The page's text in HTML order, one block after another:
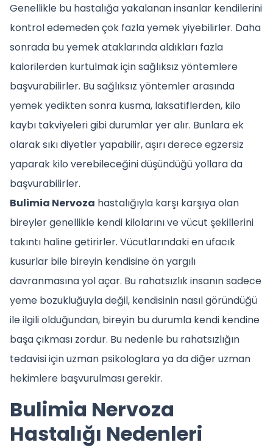
Genellikle bu hastalığa yakalanan insanlar kendilerini
kontrol edemeden çok fazla yemek yiyebilirler. Daha
sonrada bu yemek ataklarında aldıkları fazla
kalorilerden kurtulmak için sağlıksız yöntemlere
başvurabilirler. Bu sağlıksız yöntemler arasında
yemek yedikten sonra kusma, laksatiflerden, kilo
kaybı takviyeleri gibi durumlar yer alır. Bunlara ek
olarak sıkı diyetler yapabilir, aşırı derece egzersiz
yaparak kilo verebileceğini düşündüğü yollara da
başvurabilirler.
Bulimia Nervoza hastalığıyla karşı karşıya olan
bireyler genellikle kendi kilolarını ve vücut şekillerini
takıntı haline getirirler. Vücutlarındaki en ufacık
kusurlar bile bireyin kendisine ön yargılı
davranmasına yol açar. Bu rahatsızlık insanın sadece
yeme bozukluğuyla değil, kendisinin nasıl göründüğü
ile ilgili olduğundan, bireyin bu durumla kendi kendine
başa çıkması zordur. Bu nedenle bu rahatsızlığın
tedavisi için uzman psikologlara ya da diğer uzman
hekimlere başvurulması gerekir.
Bulimia Nervoza
Hastalığı Nedenleri